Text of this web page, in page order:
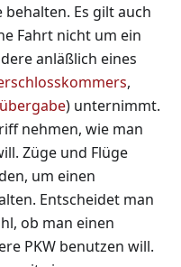
Es gilt auch
Fahrt nicht um ein
anläßlich eines
,
) unternimmt.
nehmen, wie man
Züge und Flüge
um einen
Entscheidet man
ob man einen
PKW benutzen will.